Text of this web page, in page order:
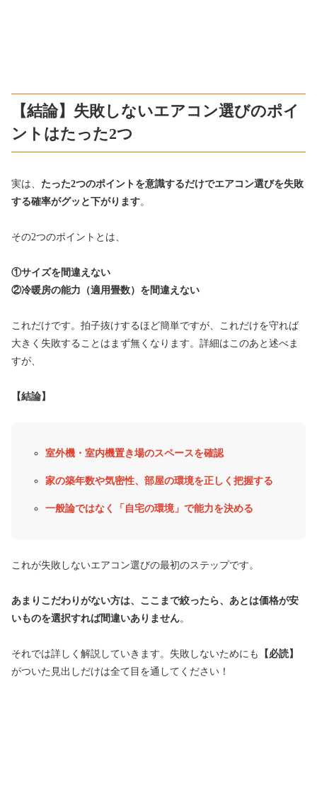
【結論】失敗しないエアコン選びのポイ
ントはたった2つ
実は、 たった2つのポイントを意識するだけでエアコン選びを失敗
する確率がグッと下がります。
その2つのポイントとは、
①サイズを間違えない
②冷暖房の能力（適用畳数）を間違えない
これだけです。拍子抜けするほど簡単ですが、これだけを守れば
大きく失敗することはまず無くなります。詳細はこのあと述べま
すが、
【結論】
室外機・室内機置き場のスペースを確認
家の築年数や気密性、部屋の環境を正しく把握する
一般論ではなく「自宅の環境」で能力を決める
これが失敗しないエアコン選びの最初のステップです。
あまりこだわりがない方は、ここまで絞ったら、あとは価格が安
いものを選択すれば間違いありません。
それでは詳しく解説していきます。失敗しないためにも
【必読】
がついた見出しだけは全て目を通してください！